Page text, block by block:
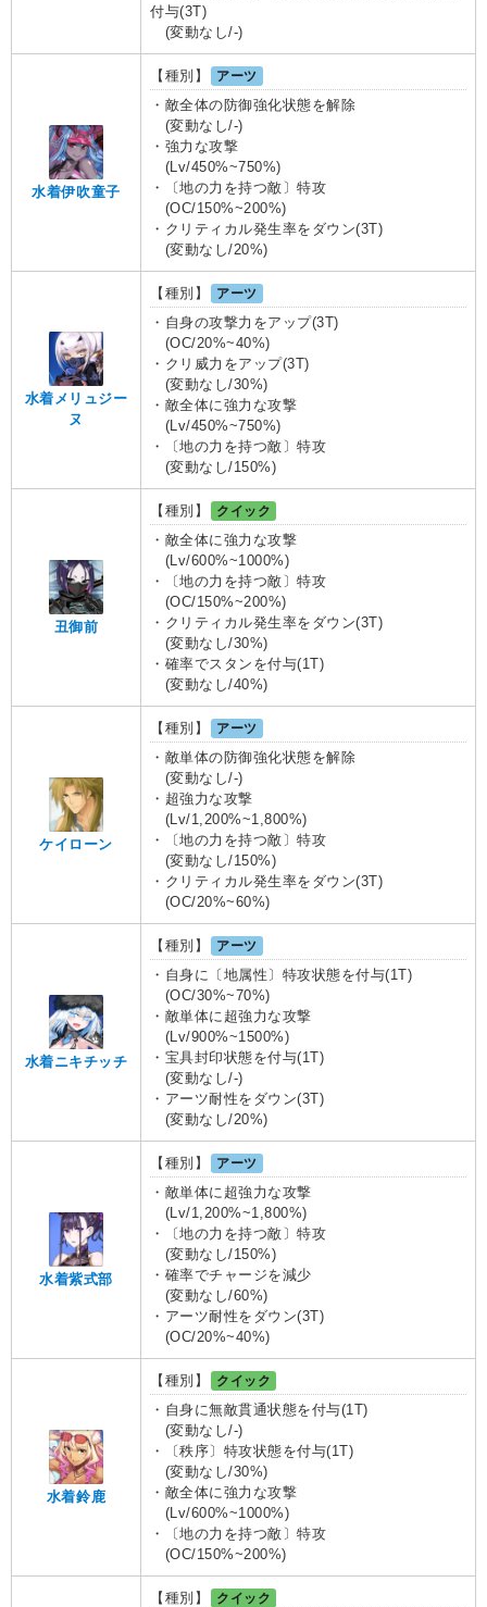
付与(3T)
(変動なし/-)
水着伊吹童子
【種別】
アーツ
・敵全体の防御強化状態を解除
(変動なし/-)
・強力な攻撃
(Lv/450%~750%)
・〔地の力を持つ敵〕特攻
(OC/150%~200%)
・クリティカル発生率をダウン(3T)
(変動なし/20%)
水着メリュジー
ヌ
【種別】
アーツ
・自身の攻撃力をアップ(3T)
(OC/20%~40%)
・クリ威力をアップ(3T)
(変動なし/30%)
・敵全体に強力な攻撃
(Lv/450%~750%)
・〔地の力を持つ敵〕特攻
(変動なし/150%)
丑御前
【種別】
クイック
・敵全体に強力な攻撃
(Lv/600%~1000%)
・〔地の力を持つ敵〕特攻
(OC/150%~200%)
・クリティカル発生率をダウン(3T)
(変動なし/30%)
・確率でスタンを付与(1T)
(変動なし/40%)
ケイローン
【種別】
アーツ
・敵単体の防御強化状態を解除
(変動なし/-)
・超強力な攻撃
(Lv/1,200%~1,800%)
・〔地の力を持つ敵〕特攻
(変動なし/150%)
・クリティカル発生率をダウン(3T)
(OC/20%~60%)
水着ニキチッチ
【種別】
アーツ
・自身に〔地属性〕特攻状態を付与(1T)
(OC/30%~70%)
・敵単体に超強力な攻撃
(Lv/900%~1500%)
・宝具封印状態を付与(1T)
(変動なし/-)
・アーツ耐性をダウン(3T)
(変動なし/20%)
水着紫式部
【種別】
アーツ
・敵単体に超強力な攻撃
(Lv/1,200%~1,800%)
・〔地の力を持つ敵〕特攻
(変動なし/150%)
・確率でチャージを減少
(変動なし/60%)
・アーツ耐性をダウン(3T)
(OC/20%~40%)
水着鈴鹿
【種別】
クイック
・自身に無敵貫通状態を付与(1T)
(変動なし/-)
・〔秩序〕特攻状態を付与(1T)
(変動なし/30%)
・敵全体に強力な攻撃
(Lv/600%~1000%)
・〔地の力を持つ敵〕特攻
(OC/150%~200%)
【種別】
クイック